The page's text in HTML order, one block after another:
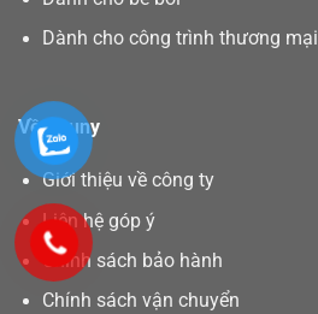
Dành cho công trình thương mại
Về Asuny
Giới thiệu về công ty
Liên hệ góp ý
Chính sách bảo hành
Chính sách vận chuyển